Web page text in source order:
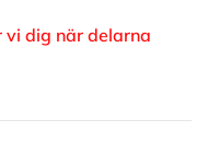
dig när delarna